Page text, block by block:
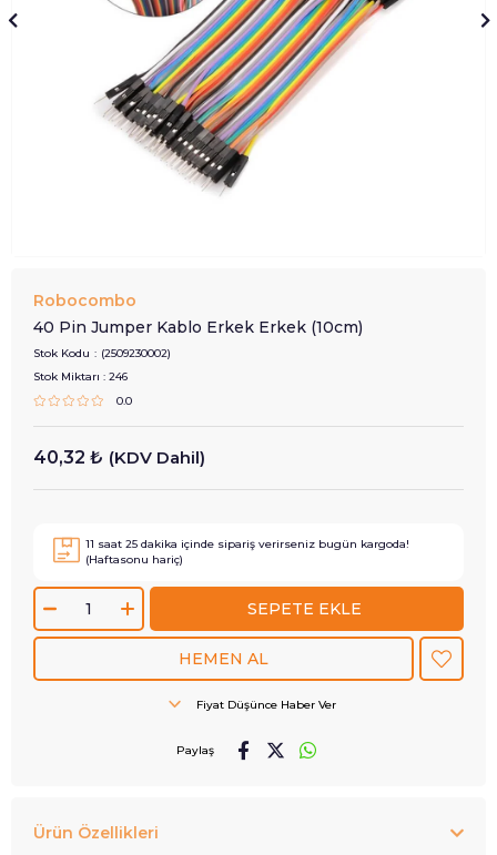
Robocombo
40 Pin Jumper Kablo Erkek Erkek (10cm)
Stok Kodu
(2509230002)
Stok Miktarı : 246
0.0
40,32 ₺ (KDV Dahil)
11 saat 25 dakika içinde sipariş verirseniz bugün kargoda!
(Haftasonu hariç)
Fiyat Düşünce Haber Ver
Paylaş
Ürün Özellikleri